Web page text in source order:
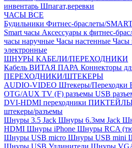
инвентарь Шпагат,веревки
ЧАСЫ ВСЕ
Будильники Фитнес-браслеты/
Smart часы Аксессуары к фитнес-
часы наручные Часы настенные Часы
электронные
ШНУРЫ КАБЕЛИ/ПЕРЕХОДНИКИ
Кабель ВИТАЯ ПАРА Коннекторы
ПЕРЕХОДНИКИ/ШТЕКЕРЫ
AUDIO-VIDEO Штекеры/Переходки
OTG/AUX TV (F) разъемы USB
DVI-HDMI переходники ПИКТЕЙЛЫ
штекеры/разъемы
Шнуры 3.5 Jack Шнуры 6.3мм Jack
HDMI Шнуры iPhone Шнуры RCA
Шнуры USB micro Шнуры USB mini
Шнуры USB Удлинители Шнуры